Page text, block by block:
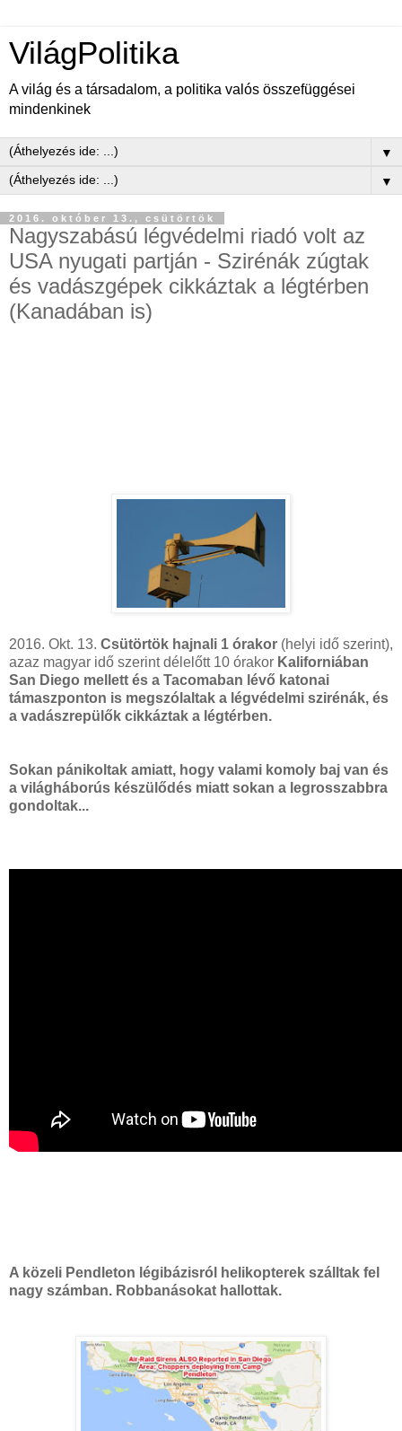
VilágPolitika
A világ és a társadalom, a politika valós összefüggései
mindenkinek
▼
▼
2016. október 13., csütörtök
Nagyszabású légvédelmi riadó volt az
USA nyugati partján - Szirénák zúgtak
és vadászgépek cikkáztak a légtérben
(Kanadában is)
2016. Okt. 13. Csütörtök hajnali 1 órakor (helyi idő szerint),
azaz magyar idő szerint délelőtt 10 órakor Kaliforniában
San Diego mellett és a Tacomaban lévő katonai
támaszponton is megszólaltak a légvédelmi szirénák, és
a vadászrepülők cikkáztak a légtérben.
Sokan pánikoltak amiatt, hogy valami komoly baj van és
a világháborús készülődés miatt sokan a legrosszabbra
gondoltak...
A közeli Pendleton légibázisról helikopterek szálltak fel
nagy számban. Robbanásokat hallottak.